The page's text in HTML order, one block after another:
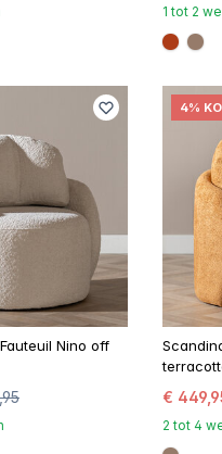
1 tot 2
Nino off
4%
€
2 tot 4